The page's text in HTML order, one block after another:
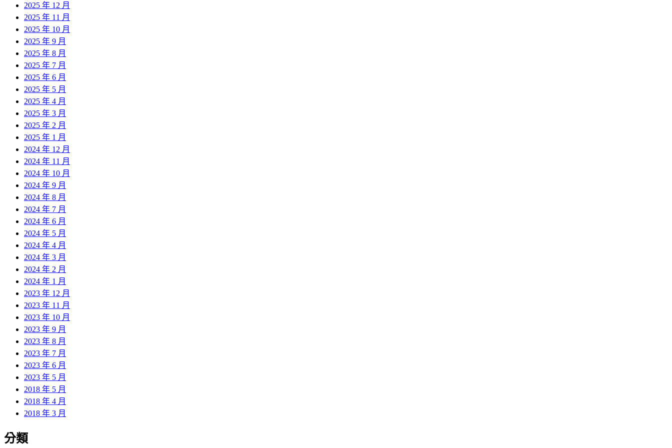
2025 年 12 月
2025 年 11 月
2025 年 10 月
2025 年 9 月
2025 年 8 月
2025 年 7 月
2025 年 6 月
2025 年 5 月
2025 年 4 月
2025 年 3 月
2025 年 2 月
2025 年 1 月
2024 年 12 月
2024 年 11 月
2024 年 10 月
2024 年 9 月
2024 年 8 月
2024 年 7 月
2024 年 6 月
2024 年 5 月
2024 年 4 月
2024 年 3 月
2024 年 2 月
2024 年 1 月
2023 年 12 月
2023 年 11 月
2023 年 10 月
2023 年 9 月
2023 年 8 月
2023 年 7 月
2023 年 6 月
2023 年 5 月
2018 年 5 月
2018 年 4 月
2018 年 3 月
分類